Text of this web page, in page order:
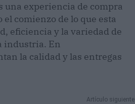
una experiencia de compra
comienzo de lo que esta
eficiencia y la variedad de
industria. En
la calidad y las entregas
Artículo siguiente